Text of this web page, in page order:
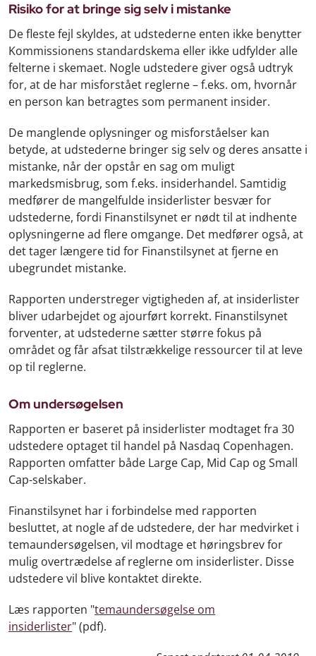
Risiko for at bringe sig selv i mistanke
De fleste fejl skyldes, at udstederne enten ikke benytter
Kommissionens standardskema eller ikke udfylder alle
felterne i skemaet. Nogle udstedere giver også udtryk
for, at de har misforstået reglerne – f.eks. om, hvornår
en person kan betragtes som permanent insider.
De manglende oplysninger og misforståelser kan
betyde, at udstederne bringer sig selv og deres ansatte i
mistanke, når der opstår en sag om muligt
markedsmisbrug, som f.eks. insiderhandel. Samtidig
medfører de mangelfulde insiderlister besvær for
udstederne, fordi Finanstilsynet er nødt til at indhente
oplysningerne ad flere omgange. Det medfører også, at
det tager længere tid for Finanstilsynet at fjerne en
ubegrundet mistanke.
Rapporten understreger vigtigheden af, at insiderlister
bliver udarbejdet og ajourført korrekt. Finanstilsynet
forventer, at udstederne sætter større fokus på
området og får afsat tilstrækkelige ressourcer til at leve
op til reglerne.
Om undersøgelsen
Rapporten er baseret på insiderlister modtaget fra 30
udstedere optaget til handel på Nasdaq Copenhagen.
Rapporten omfatter både Large Cap, Mid Cap og Small
Cap-selskaber.
Finanstilsynet har i forbindelse med rapporten
besluttet, at nogle af de udstedere, der har medvirket i
temaundersøgelsen, vil modtage et høringsbrev for
mulig overtrædelse af reglerne om insiderlister. Disse
udstedere vil blive kontaktet direkte.
Læs rapporten "temaundersøgelse om
insiderlister" (pdf).